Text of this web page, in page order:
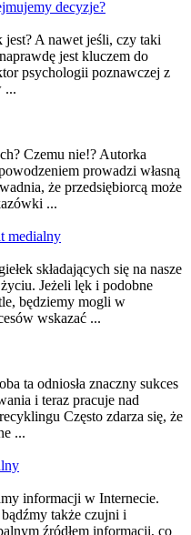
decyzje?
A nawet jeśli, czy taki
jest kluczem do
psychologii poznawczej z
...
Czemu nie!? Autorka
prowadzi własną
że przedsiębiorcą może
...
medialny
składających się na nasze
Jeżeli lęk i podobne
będziemy mogli w
wskazać ...
ta odniosła znaczny sukces
i teraz pracuje nad
Często zdarza się, że
...
informacji w Internecie.
także czujni i
źródłem informacji, co